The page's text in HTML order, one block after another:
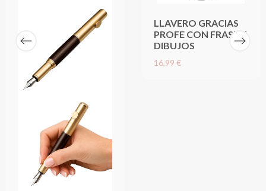
LLAVERO GRACIAS
PROFE CON FRASE Y
DIBUJOS
16,99 €